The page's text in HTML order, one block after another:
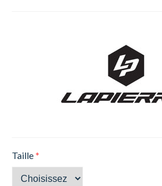
Taille*